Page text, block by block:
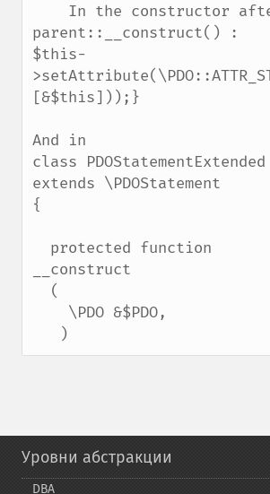
parent::__construct() :
$this-
[&$this]));}
And in
class PDOStatementExtended
extends \PDOStatement
{
__construct
   )
Уровни абстракции
DBA